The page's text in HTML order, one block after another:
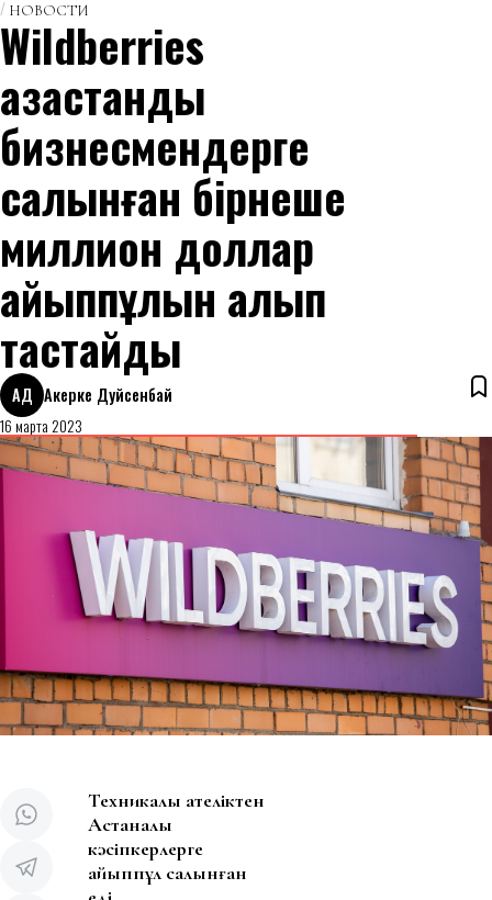
НОВОСТИ
Wildberries
қазақстандық
бизнесмендерге
салынған бірнеше
миллион доллар
айыппұлын алып
тастайды
АД Акерке Дуйсенбай
16 марта 2023
Техникалық қателіктен
Астаналық
кәсіпкерлерге
айыппұл салынған